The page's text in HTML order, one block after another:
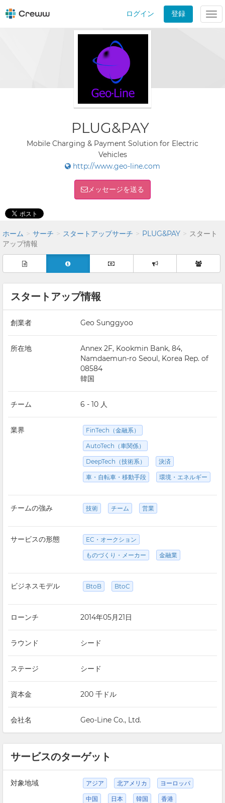
ログイン 登録
PLUG&PAY
Mobile Charging & Payment Solution for Electric
Vehicles
http://www.geo-line.com
メッセージを送る
ホーム サーチ スタートアップサーチ PLUG&PAY
スタート
アップ情報
スタートアップ情報
創業者 Geo Sunggyoo
所在地
Annex 2F, Kookmin Bank, 84,
Namdaemun-ro Seoul, Korea Rep. of
08584
韓国
チーム 6 - 10 人
業界 FinTech（金融系）
AutoTech（車関係）
DeepTech（技術系） 決済
車・自転車・移動手段 環境・エネルギー
チームの強み 技術 チーム 営業
サービスの形態 EC・オークション
ものづくり・メーカー 金融業
ビジネスモデル BtoB BtoC
ローンチ 2014年05月21日
ラウンド シード
ステージ シード
資本金 200 千ドル
会社名 Geo-Line Co., Ltd.
サービスのターゲット
対象地域 アジア 北アメリカ ヨーロッパ
中国 日本 韓国 香港